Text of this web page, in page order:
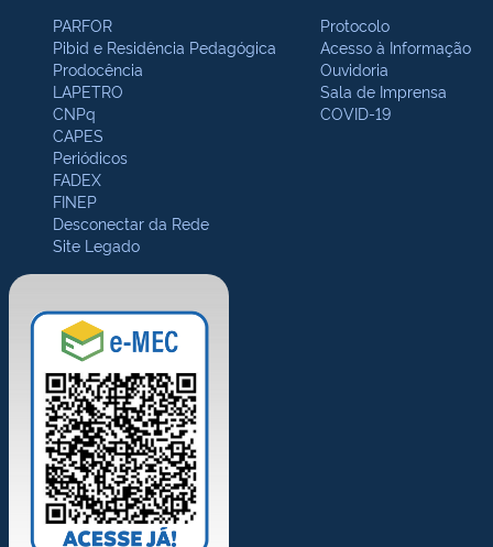
PARFOR
Pibid e Residência Pedagógica
Prodocência
LAPETRO
CNPq
CAPES
Periódicos
FADEX
FINEP
Desconectar da Rede
Site Legado
Protocolo
Acesso à Informação
Ouvidoria
Sala de Imprensa
COVID-19